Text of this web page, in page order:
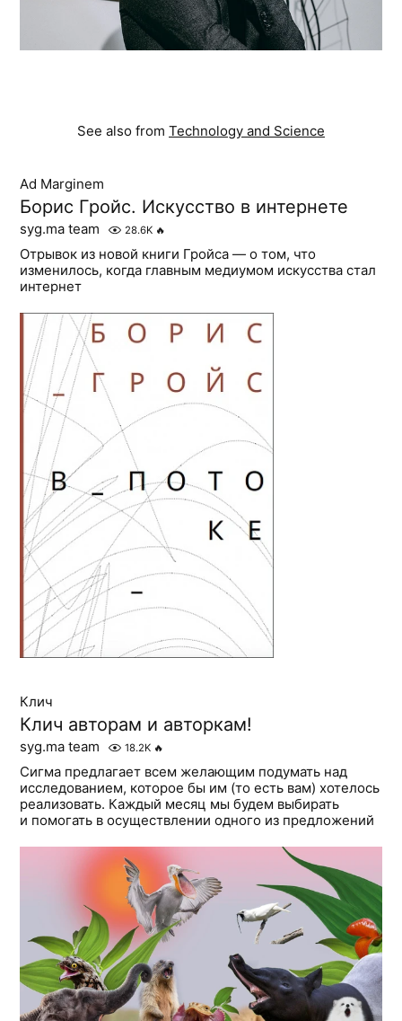
See also from Technology and Science
Ad Marginem
Борис Гройс. Искусство в интернете
syg.ma team 28.6K 🔥
Отрывок из новой книги Гройса — о том, что
изменилось, когда главным медиумом искусства стал
интернет
Клич
Клич авторам и авторкам!
syg.ma team 18.2K 🔥
Сигма предлагает всем желающим подумать над
исследованием, которое бы им (то есть вам) хотелось
реализовать. Каждый месяц мы будем выбирать
и помогать в осуществлении одного из предложений